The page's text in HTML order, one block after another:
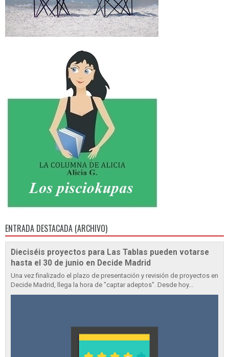
ENTRADA DESTACADA (ARCHIVO)
Dieciséis proyectos para Las Tablas pueden votarse
hasta el 30 de junio en Decide Madrid
Una vez finalizado el plazo de presentación y revisión de proyectos en
Decide Madrid, llega la hora de "captar adeptos". Desde hoy...